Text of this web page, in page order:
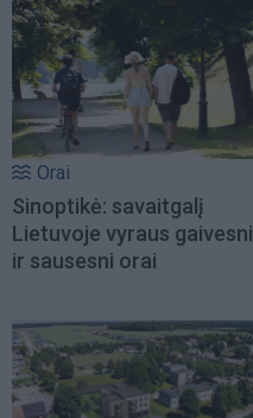
Orai
Sinoptikė: savaitgalį
Lietuvoje vyraus gaivesni
ir sausesni orai